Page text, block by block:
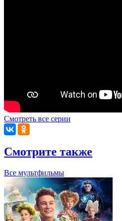
Смотреть все серии
Смотрите также
Все мультфильмы